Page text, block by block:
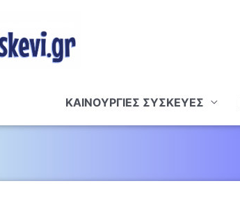
ΚΑΙΝΟΥΡΓΙΕΣ ΣΥΣΚΕΥΕΣ